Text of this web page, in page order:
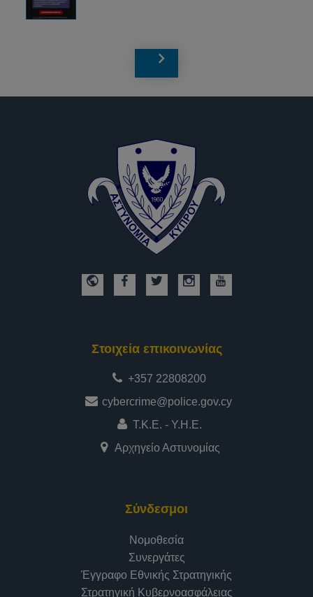
Στοιχεία επικοινωνίας
+357 22808200
cybercrime@police.gov.cy
Τ.Κ.Ε. - Υ.Η.Ε.
Αρχηγείο Αστυνομίας
Σύνδεσμοι
Νομοθεσία
Συνεργάτες
Έγγραφο Εθνικής Στρατηγικής
Στρατηγική Κυβερνοασφάλειας